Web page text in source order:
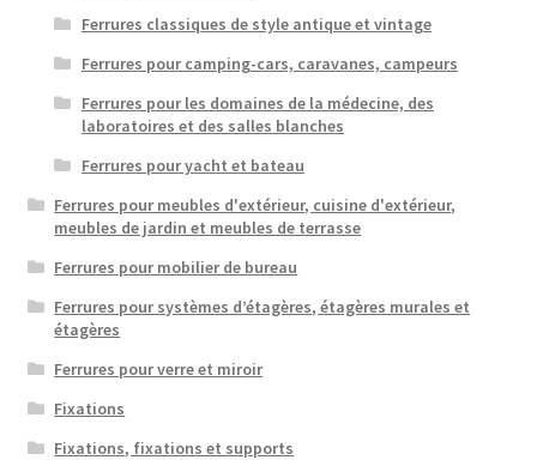
Ferrures classiques de style antique et vintage
Ferrures pour camping-cars, caravanes, campeurs
Ferrures pour les domaines de la médecine, des
laboratoires et des salles blanches
Ferrures pour yacht et bateau
Ferrures pour meubles d'extérieur, cuisine d'extérieur,
meubles de jardin et meubles de terrasse
Ferrures pour mobilier de bureau
Ferrures pour systèmes d’étagères, étagères murales et
étagères
Ferrures pour verre et miroir
Fixations
Fixations, fixations et supports